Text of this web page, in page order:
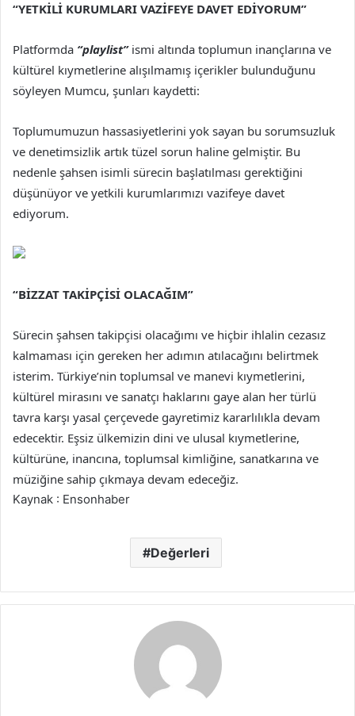
“YETKİLİ KURUMLARI VAZİFEYE DAVET EDİYORUM”
Platformda “playlist”ismi altında toplumun inançlarına ve
kültürel kıymetlerine alışılmamış içerikler bulunduğunu
söyleyen Mumcu, şunları kaydetti:
Toplumumuzun hassasiyetlerini yok sayan bu sorumsuzluk
ve denetimsizlik artık tüzel sorun haline gelmiştir. Bu
nedenle şahsen isimli sürecin başlatılması gerektiğini
düşünüyor ve yetkili kurumlarımızı vazifeye davet
ediyorum.
“BİZZAT TAKİPÇİSİ OLACAĞIM”
Sürecin şahsen takipçisi olacağımı ve hiçbir ihlalin cezasız
kalmaması için gereken her adımın atılacağını belirtmek
isterim. Türkiye’nin toplumsal ve manevi kıymetlerini,
kültürel mirasını ve sanatçı haklarını gaye alan her türlü
tavra karşı yasal çerçevede gayretimiz kararlılıkla devam
edecektir. Eşsiz ülkemizin dini ve ulusal kıymetlerine,
kültürüne, inancına, toplumsal kimliğine, sanatkarına ve
müziğine sahip çıkmaya devam edeceğiz.
Kaynak : Ensonhaber
Değerleri